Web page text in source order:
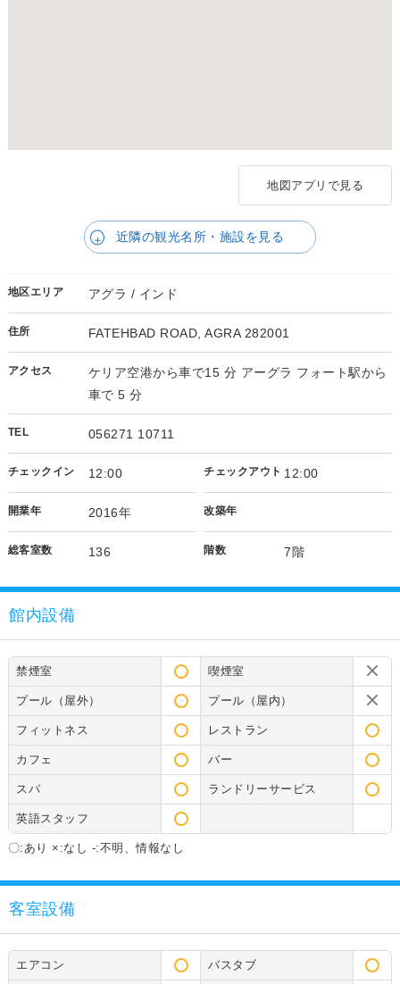
地図アプリで見る
近隣の観光名所・施設を見る
地区エリア アグラ / インド
住所 FATEHBAD ROAD, AGRA 282001
アクセス
ケリア空港から車で15 分 アーグラ フォート駅から
車で 5 分
TEL 056271 10711
チェックイン 12:00 チェックアウト 12:00
開業年 2016年 改築年
総客室数 136 階数 7階
館内設備
禁煙室 喫煙室
プール（屋外） プール（屋内）
フィットネス レストラン
カフェ バー
スパ ランドリーサービス
英語スタッフ
〇:あり ×:なし -:不明、情報なし
客室設備
エアコン バスタブ